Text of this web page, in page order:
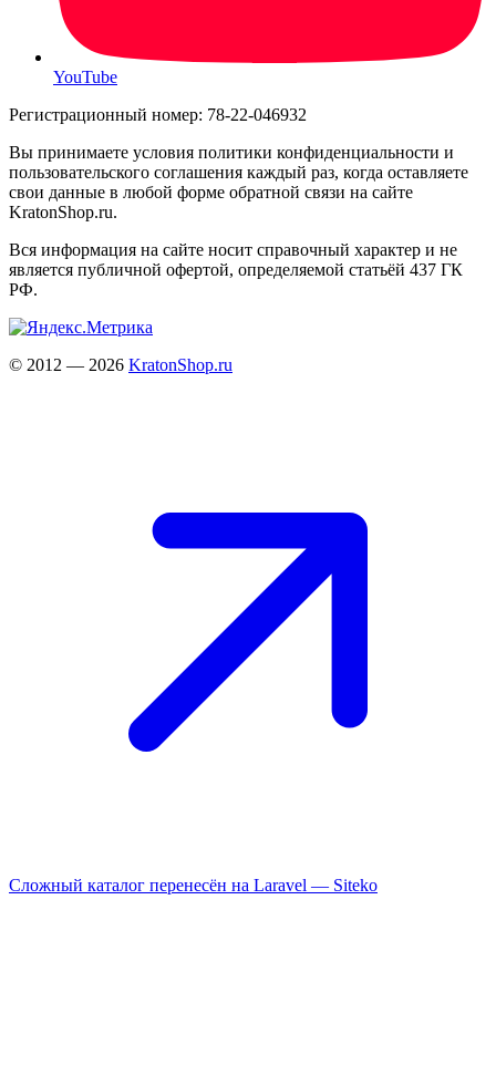
YouTube
Регистрационный номер: 78-22-046932
Вы принимаете условия политики конфиденциальности и
пользовательского соглашения каждый раз, когда оставляете
свои данные в любой форме обратной связи на сайте
KratonShop.ru.
Вся информация на сайте носит справочный характер и не
является публичной офертой, определяемой статьёй 437 ГК
РФ.
© 2012 — 2026 KratonShop.ru
Сложный каталог перенесён на Laravel — Siteko